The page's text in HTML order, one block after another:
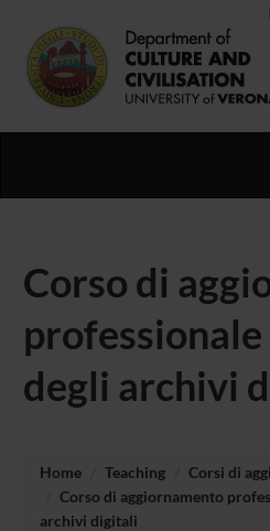
Corso di
degli archivi
Home Teaching
Corsi di
Corso di aggiornamento
archivi digitali